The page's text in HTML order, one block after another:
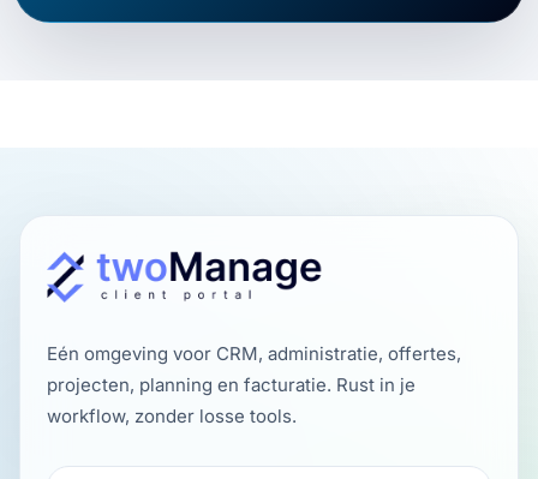
Eén omgeving voor CRM, administratie, offertes,
projecten, planning en facturatie. Rust in je
workflow, zonder losse tools.